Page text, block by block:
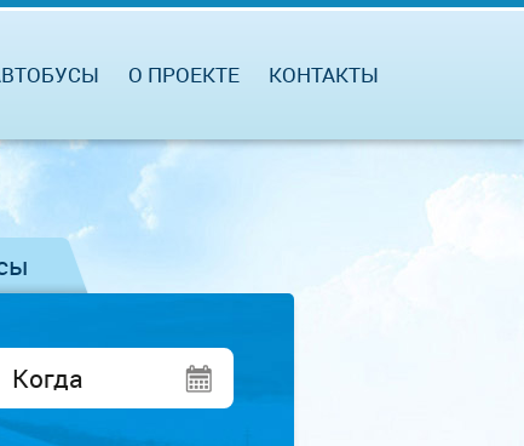
О ПРОЕКТЕ КОНТАКТЫ